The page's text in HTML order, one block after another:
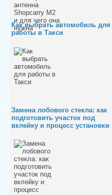
Как выбрать автомобиль для
работы в Такси
Замена лобового стекла: как
подготовить участок под
вклейку и процесс установки